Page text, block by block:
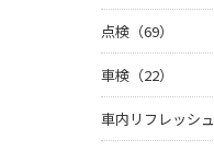
点検（69）
車検（22）
車内リフレッシュ